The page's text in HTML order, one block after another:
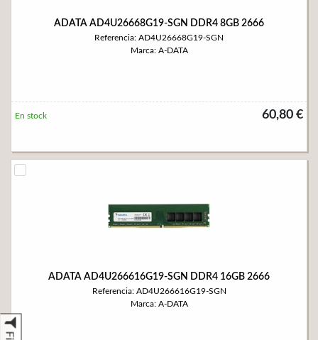
ADATA AD4U26668G19-SGN DDR4 8GB 2666
Referencia: AD4U26668G19-SGN
Marca: A-DATA
60,80 €
En stock
ADATA AD4U266616G19-SGN DDR4 16GB 2666
Referencia: AD4U266616G19-SGN
Marca: A-DATA